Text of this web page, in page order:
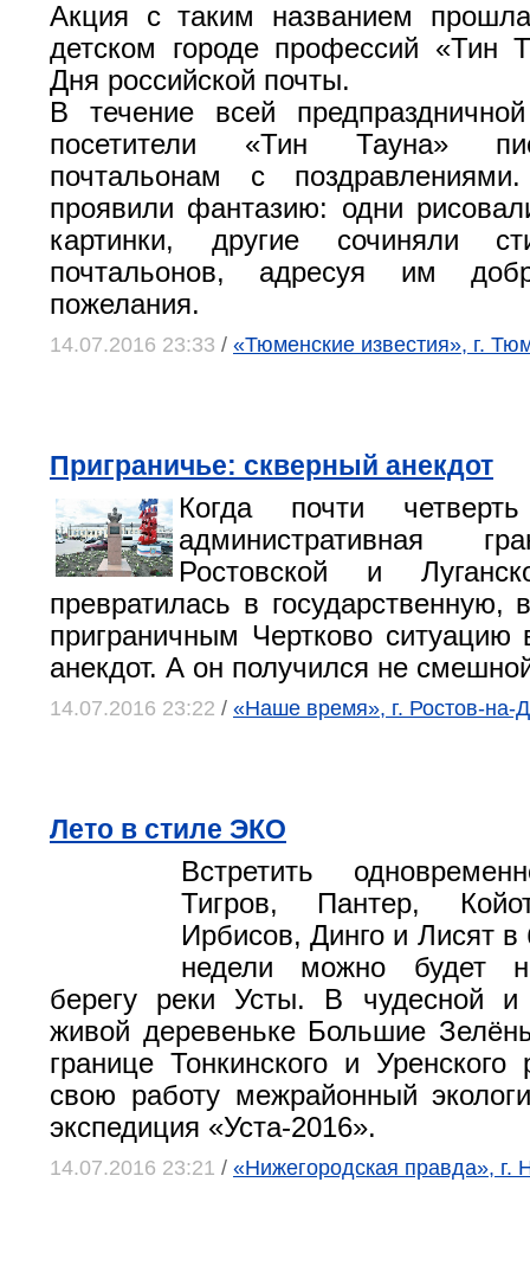
Акция с таким названием
детском городе профессий «Тин
Дня российской почты.
В течение всей
посетители «Тин Тауна»
почтальонам с
проявили фантазию: одни
картинки, другие сочиняли
почтальонов, адресуя им
пожелания.
14.07.2016 23:33 / «Тюменские известия», г.
Приграничье: скверный анекдот
Когда почти
административная
Ростовской и
превратилась в государственную,
приграничным Чертково ситуацию
анекдот. А он получился не
14.07.2016 23:22 / «Наше время», г. Ростов-на-
Лето в стиле ЭКО
Встретить
Тигров, Пантер,
Ирбисов, Динго и Лисят
недели можно будет
берегу реки Усты. В чудесной и
живой деревеньке Большие
границе Тонкинского и Уренского
свою работу межрайонный
экспедиция «Уста-2016».
14.07.2016 23:21 / «Нижегородская правда», г.